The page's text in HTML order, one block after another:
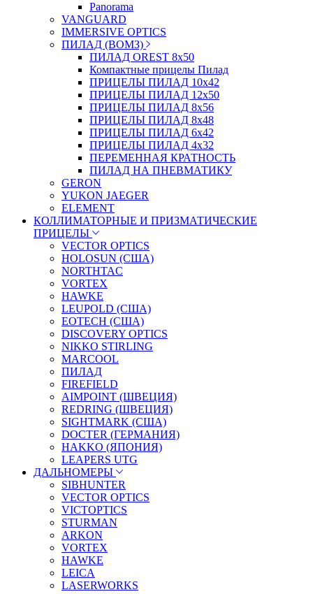
Panorama
VANGUARD
IMMERSIVE OPTICS
ПИЛАД (ВОМЗ)
ПИЛАД OREST 8х50
Компактные прицелы Пилад
ПРИЦЕЛЫ ПИЛАД 10х42
ПРИЦЕЛЫ ПИЛАД 12х50
ПРИЦЕЛЫ ПИЛАД 8х56
ПРИЦЕЛЫ ПИЛАД 8х48
ПРИЦЕЛЫ ПИЛАД 6х42
ПРИЦЕЛЫ ПИЛАД 4х32
ПЕРЕМЕННАЯ КРАТНОСТЬ
ПИЛАД НА ПНЕВМАТИКУ
GERON
YUKON JAEGER
ELEMENT
КОЛЛИМАТОРНЫЕ И ПРИЗМАТИЧЕСКИЕ
ПРИЦЕЛЫ
VECTOR OPTICS
HOLOSUN (США)
NORTHTAC
VORTEX
HAWKE
LEUPOLD (США)
EOTECH (США)
DISCOVERY OPTICS
NIKKO STIRLING
MARCOOL
ПИЛАД
FIREFIELD
AIMPOINT (ШВЕЦИЯ)
REDRING (ШВЕЦИЯ)
SIGHTMARK (США)
DOCTER (ГЕРМАНИЯ)
HAKKO (ЯПОНИЯ)
LEAPERS UTG
ДАЛЬНОМЕРЫ
SIBHUNTER
VECTOR OPTICS
VICTOPTICS
STURMAN
ARKON
VORTEX
HAWKE
LEICA
LASERWORKS